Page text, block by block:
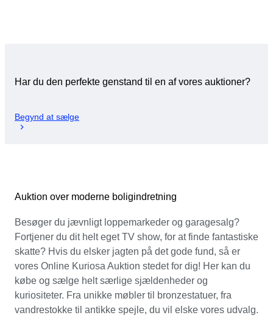
Har du den perfekte genstand til en af vores auktioner?
Begynd at sælge
Auktion over moderne boligindretning
Besøger du jævnligt loppemarkeder og garagesalg?
Fortjener du dit helt eget TV show, for at finde fantastiske
skatte? Hvis du elsker jagten på det gode fund, så er
vores Online Kuriosa Auktion stedet for dig! Her kan du
købe og sælge helt særlige sjældenheder og
kuriositeter. Fra unikke møbler til bronzestatuer, fra
vandrestokke til antikke spejle, du vil elske vores udvalg.